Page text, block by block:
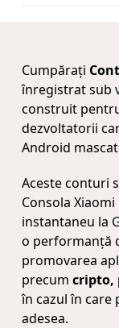
Cumpărați
înregistrat sub
construit
dezvoltatorii
Android
Aceste conturi
Consola
instantaneu la
o performanță
promovarea
precum cripto,
în cazul în care
adesea.